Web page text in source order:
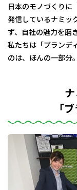
日本のモノづくりに
発信しているナミッ
ず、自社の魅力を磨
私たちは「ブランデ
のは、ほんの一部分
「